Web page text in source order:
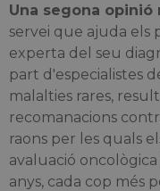
Una segona
servei que ajuda els
experta del seu
part d'especialistes
malalties rares,
recomanacions
raons per les quals
avaluació
anys, cada cop més